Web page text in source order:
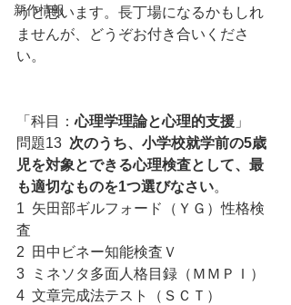
新作情報
うと思います。長丁場になるかもしれ
ませんが、どうぞお付き合いくださ
い。
「科目：心理学理論と心理的支援 」
問題13 次のうち、小学校就学前の5歳
児を対象とできる心理検査として、最
も適切なものを1つ選びなさい。
1  矢田部ギルフォード（ＹＧ）性格検
査
2  田中ビネー知能検査Ｖ
3  ミネソタ多面人格目録（ＭＭＰＩ）
4  文章完成法テスト（ＳＣＴ）